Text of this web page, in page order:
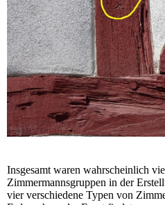
Insgesamt waren wahrscheinlich
Zimmermannsgruppen in der
vier verschiedene Typen von